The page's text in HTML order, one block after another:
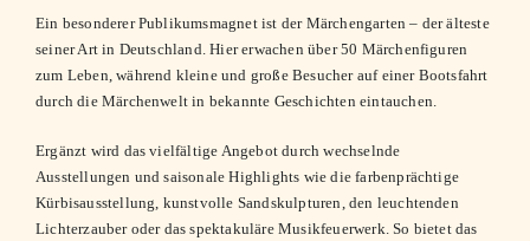
Ein besonderer Publikumsmagnet ist der Märchengarten – der älteste
seiner Art in Deutschland. Hier erwachen über 50 Märchenfiguren
zum Leben, während kleine und große Besucher auf einer Bootsfahrt
durch die Märchenwelt in bekannte Geschichten eintauchen.
Ergänzt wird das vielfältige Angebot durch wechselnde
Ausstellungen und saisonale Highlights wie die farbenprächtige
Kürbisausstellung, kunstvolle Sandskulpturen, den leuchtenden
Lichterzauber oder das spektakuläre Musikfeuerwerk. So bietet das